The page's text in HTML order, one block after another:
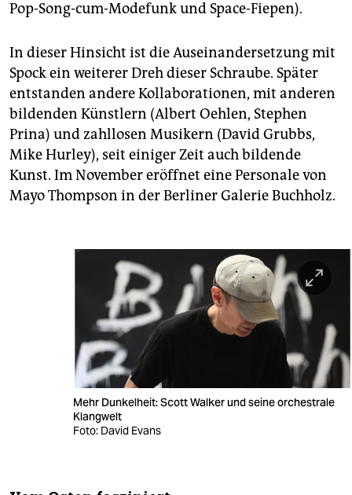
Pop-Song-cum-Modefunk und Space-Fiepen).
In dieser Hinsicht ist die Auseinandersetzung mit
Spock ein weiterer Dreh dieser Schraube. Später
entstanden andere Kollaborationen, mit anderen
bildenden Künstlern (Albert Oehlen, Stephen
Prina) und zahllosen Musikern (David Grubbs,
Mike Hurley), seit einiger Zeit auch bildende
Kunst. Im November eröffnet eine Personale von
Mayo Thompson in der Berliner Galerie Buchholz.
Mehr Dunkelheit: Scott Walker und seine orchestrale
Klangwelt
Foto: David Evans